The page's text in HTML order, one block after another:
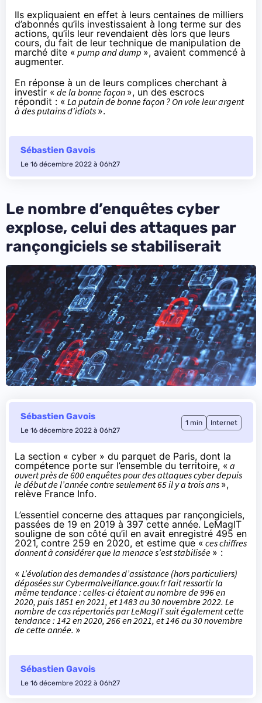
Ils expliquaient en effet à leurs centaines de milliers
d’abonnés qu’ils investissaient à long terme sur des
actions, qu’ils leur revendaient dès lors que leurs
cours, du fait de leur technique de manipulation de
marché dite « pump and dump », avaient commencé à
augmenter.
En réponse à un de leurs complices cherchant à
investir « de la bonne façon », un des escrocs
répondit : « La putain de bonne façon ? On vole leur argent
à des putains d’idiots ».
Sébastien Gavois
Le 16 décembre 2022 à 06h27
Le nombre d’enquêtes cyber
explose, celui des attaques par
rançongiciels se stabiliserait
Sébastien Gavois
Le 16 décembre 2022 à 06h27
1 min Internet
La section « cyber » du parquet de Paris, dont la
compétence porte sur l’ensemble du territoire, « a
ouvert près de 600 enquêtes pour des attaques cyber depuis
le début de l’année contre seulement 65 il y a trois ans »,
relève France Info.
L’essentiel concerne des attaques par rançongiciels,
passées de 19 en 2019 à 397 cette année. LeMagIT
souligne de son côté qu’il en avait enregistré 495 en
2021, contre 259 en 2020, et estime que « ces chiffres
donnent à considérer que la menace s’est stabilisée » :
« L’évolution des demandes d’assistance (hors particuliers)
déposées sur Cybermalveillance.gouv.fr fait ressortir la
même tendance : celles-ci étaient au nombre de 996 en
2020, puis 1851 en 2021, et 1483 au 30 novembre 2022. Le
nombre de cas répertoriés par LeMagIT suit également cette
tendance : 142 en 2020, 266 en 2021, et 146 au 30 novembre
de cette année. »
Sébastien Gavois
Le 16 décembre 2022 à 06h27